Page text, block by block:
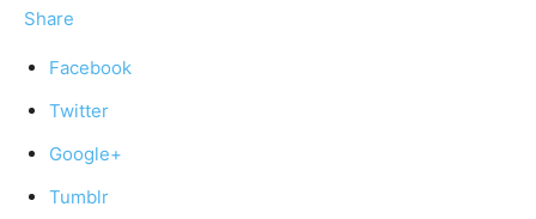
Share
Facebook
Twitter
Google+
Tumblr